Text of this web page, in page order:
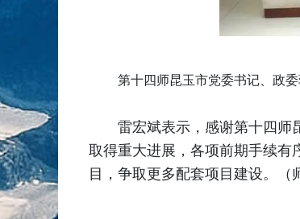
第十四师昆玉市党委书记、政
雷宏斌表示，感谢第十四师
取得重大进展，各项前期手续有
目，争取更多配套项目建设。（